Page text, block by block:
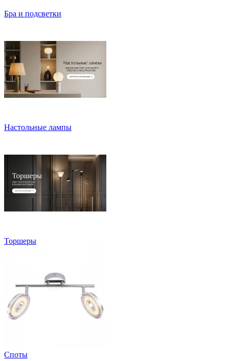
Бра и подсветки
Настольные лампы
Торшеры
Споты